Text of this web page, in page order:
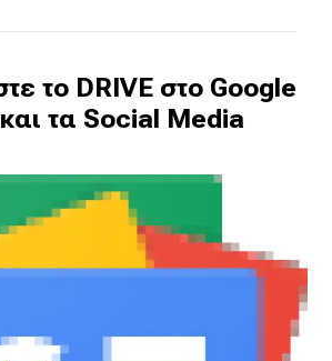
το DRIVE στο Google
τα Social Media